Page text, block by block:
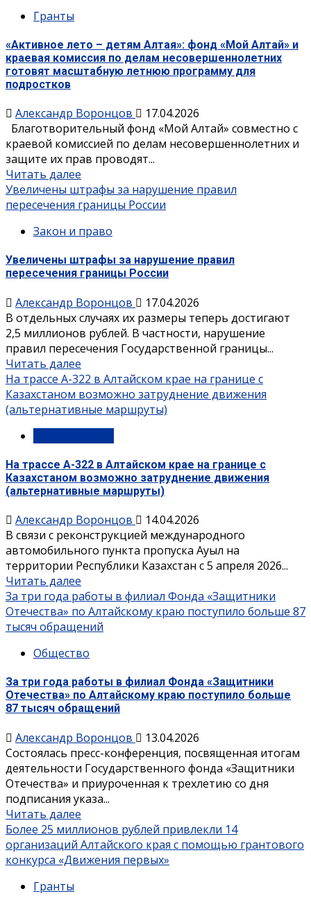
Гранты
«Активное лето – детям Алтая»: фонд «Мой Алтай» и
краевая комиссия по делам несовершеннолетних
готовят масштабную летнюю программу для
подростков
Александр Воронцов
17.04.2026
Благотворительный фонд «Мой Алтай» совместно с
краевой комиссией по делам несовершеннолетних и
защите их прав проводят...
Читать далее
Увеличены штрафы за нарушение правил
пересечения границы России
Закон и право
Увеличены штрафы за нарушение правил
пересечения границы России
Александр Воронцов
17.04.2026
В отдельных случаях их размеры теперь достигают
2,5 миллионов рублей. В частности, нарушение
правил пересечения Государственной границы...
Читать далее
На трассе А-322 в Алтайском крае на границе с
Казахстаном возможно затруднение движения
(альтернативные маршруты)
На трассе А-322 в Алтайском крае на границе с
Казахстаном возможно затруднение движения
(альтернативные маршруты)
Александр Воронцов
14.04.2026
В связи с реконструкцией международного
автомобильного пункта пропуска Ауыл на
территории Республики Казахстан с 5 апреля 2026...
Читать далее
За три года работы в филиал Фонда «Защитники
Отечества» по Алтайскому краю поступило больше 87
тысяч обращений
Общество
За три года работы в филиал Фонда «Защитники
Отечества» по Алтайскому краю поступило больше
87 тысяч обращений
Александр Воронцов
13.04.2026
Состоялась пресс-конференция, посвященная итогам
деятельности Государственного фонда «Защитники
Отечества» и приуроченная к трехлетию со дня
подписания указа...
Читать далее
Более 25 миллионов рублей привлекли 14
организаций Алтайского края с помощью грантового
конкурса «Движения первых»
Гранты